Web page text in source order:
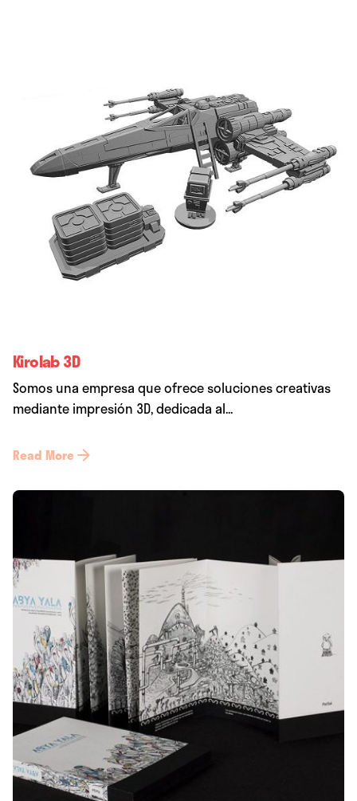
Kirolab 3D
Somos una empresa que ofrece soluciones creativas
mediante impresión 3D, dedicada al...
Read More